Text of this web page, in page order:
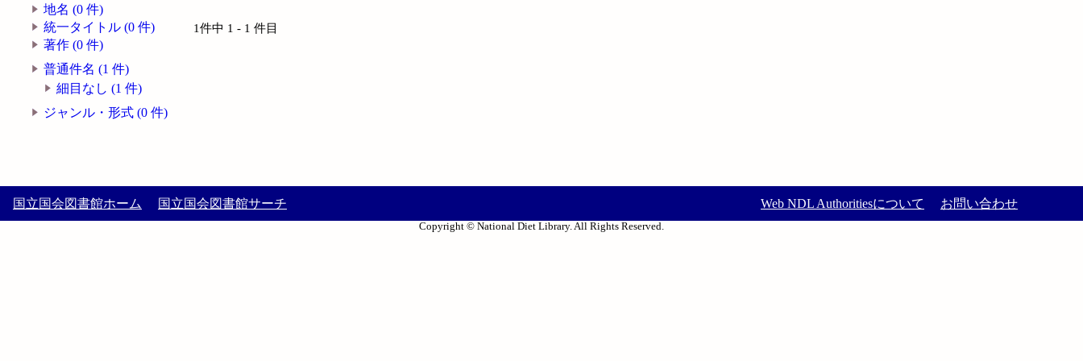
地名 (0 件)
統一タイトル (0 件)
著作 (0 件)
普通件名 (1 件)
細目なし (1 件)
ジャンル・形式 (0 件)
1件中 1 - 1 件目
国立国会図書館ホーム 国立国会図書館サーチ Web NDL Authoritiesについて お問い合わせ
Copyright © National Diet Library. All Rights Reserved.